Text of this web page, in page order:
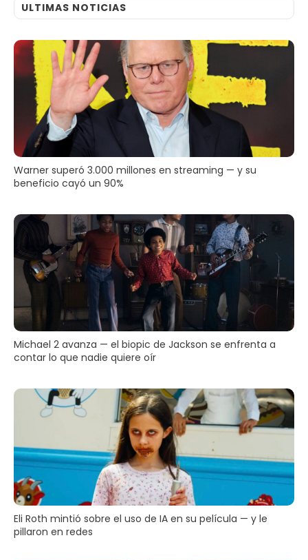
ULTIMAS NOTICIAS
Warner superó 3.000 millones en streaming — y su
beneficio cayó un 90%
Michael 2 avanza — el biopic de Jackson se enfrenta a
contar lo que nadie quiere oír
Eli Roth mintió sobre el uso de IA en su película — y le
pillaron en redes